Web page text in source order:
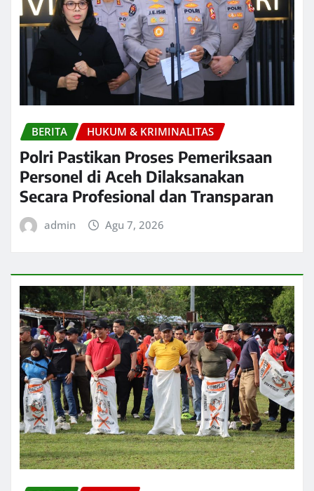
BERITA HUKUM & KRIMINALITAS
Polri Pastikan Proses Pemeriksaan
Personel di Aceh Dilaksanakan
Secara Profesional dan Transparan
admin Agu 7, 2026